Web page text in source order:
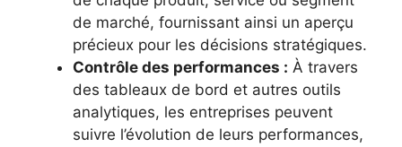
de marché, fournissant ainsi un aperçu
précieux pour les décisions stratégiques.
Contrôle des performances : À travers
des tableaux de bord et autres outils
analytiques, les entreprises peuvent
suivre l’évolution de leurs performances,